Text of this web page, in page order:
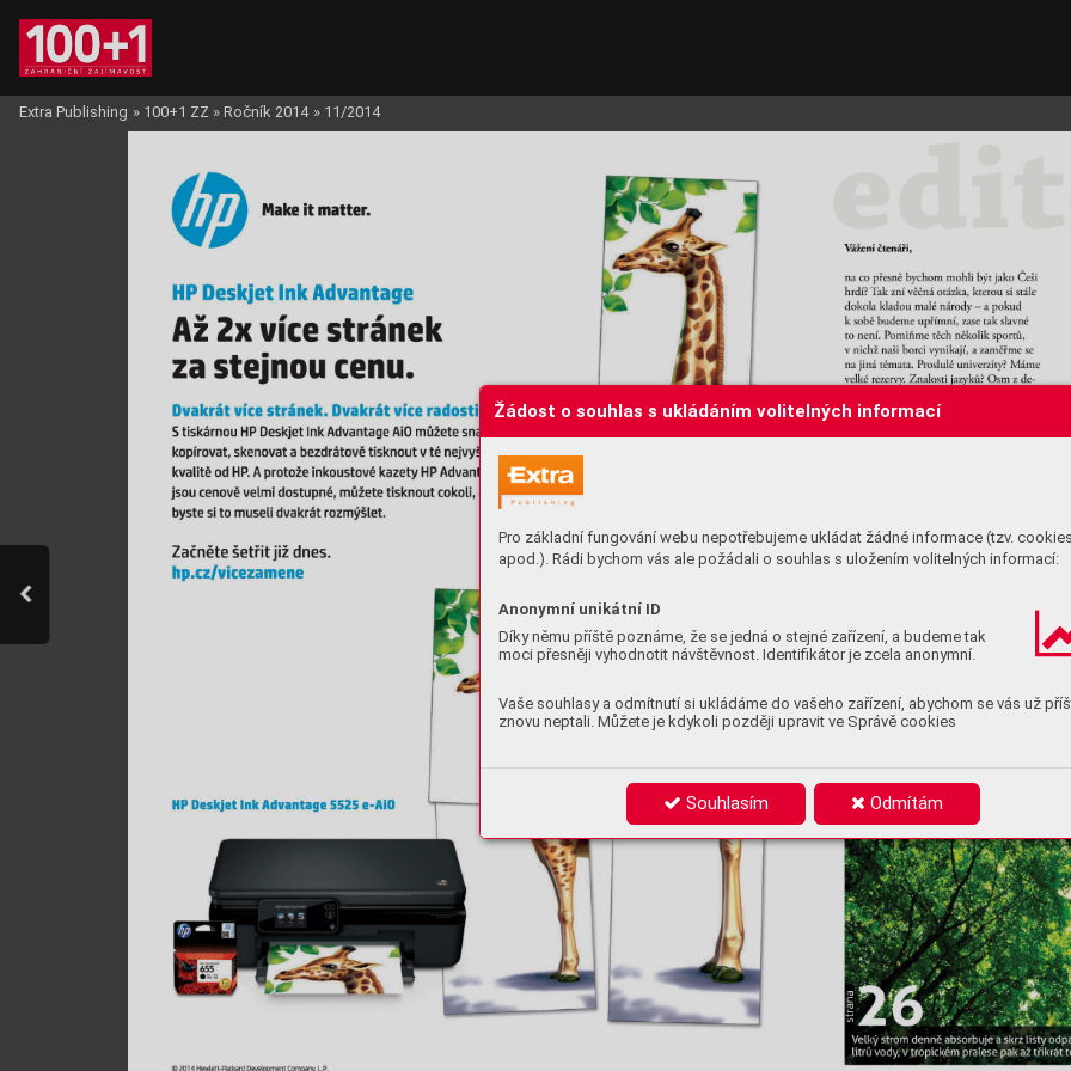
Žádost o souhlas s ukládáním volitelných informací
Pro základní fungování webu nepotřebujeme ukládat žádné informace (tzv.
apod.). Rádi bychom vás ale požádali o souhlas s uložením volitelných informací:
Anonymní unikátní ID
Díky němu příště poznáme, že se jedná o stejné zařízení, a budeme tak
moci přesněji vyhodnotit návštěvnost. Identifikátor je zcela anonymní.
Vaše souhlasy a odmítnutí si ukládáme do vašeho zařízení, abychom se vás už
znovu neptali. Můžete je kdykoli později upravit ve Správě cookies
Souhlasím Odmítám
Extra Publishing » 100+1 ZZ » Ročník 2014 » 11/2014